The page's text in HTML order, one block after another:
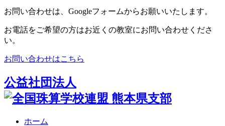
お問い合わせは、Googleフォームからお願いいたします。
お電話をご希望の方はお近くの教室にお問い合わせくださ
い。
お問い合わせはこちら
公益社団法人
ホーム